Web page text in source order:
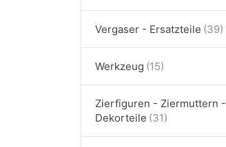
Vergaser - Ersatzteile
Werkzeug
Zierfiguren - Ziermuttern -
Dekorteile